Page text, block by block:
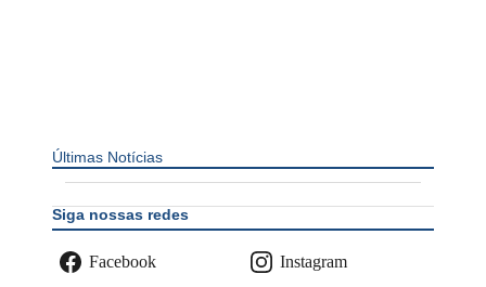
Últimas Notícias
Siga nossas redes
Facebook Instagram